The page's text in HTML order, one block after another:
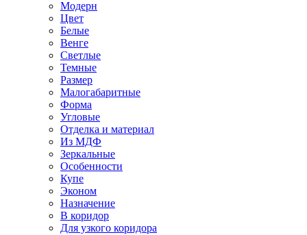
Модерн
Цвет
Белые
Венге
Светлые
Темные
Размер
Малогабаритные
Форма
Угловые
Отделка и материал
Из МДФ
Зеркальные
Особенности
Купе
Эконом
Назначение
В коридор
Для узкого коридора